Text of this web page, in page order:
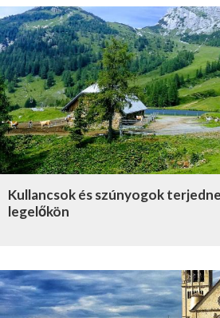
Kullancsok és szúnyogok
legelőkön